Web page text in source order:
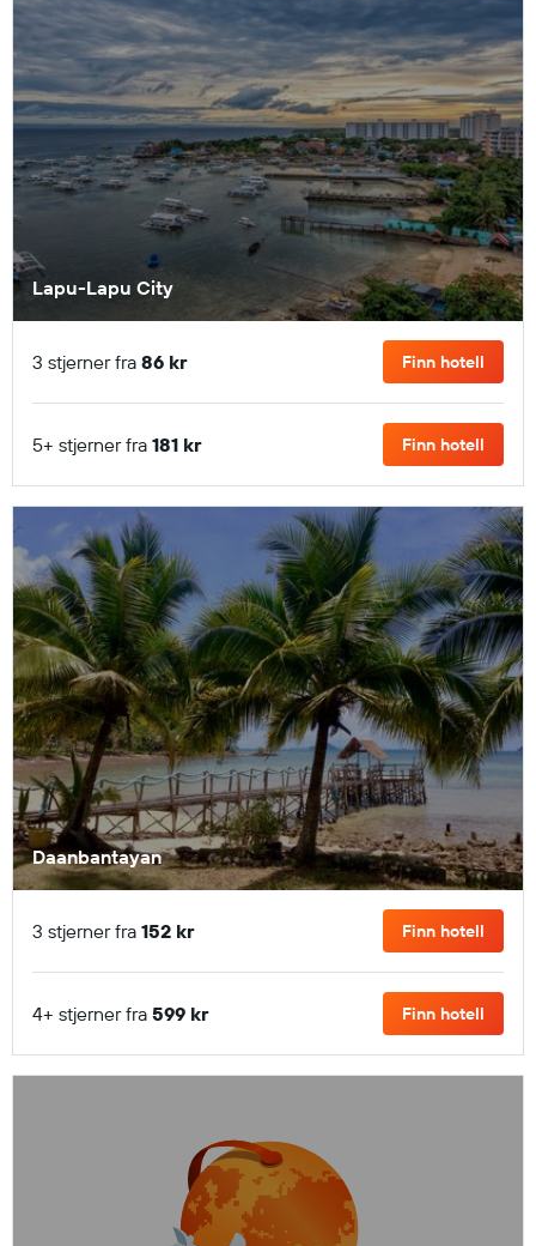
Lapu-Lapu City
3 stjerner fra 86 kr Finn hotell
5+ stjerner fra 181 kr Finn hotell
Daanbantayan
3 stjerner fra 152 kr Finn hotell
4+ stjerner fra 599 kr Finn hotell